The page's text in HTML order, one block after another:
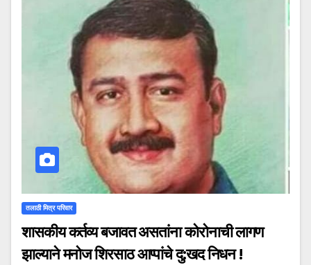
तलाठी मित्र परिवार
शासकीय कर्तव्य बजावत असतांना कोरोनाची लागण
झाल्याने मनोज शिरसाठ आप्पांचे दु:खद निधन !